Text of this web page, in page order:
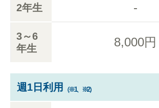
2年生 -
3～6
年生
8,000円
週1日利用 （※1、※2）